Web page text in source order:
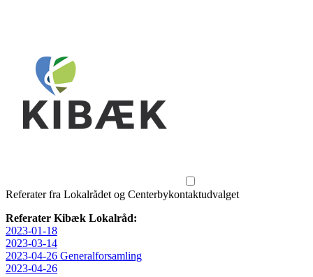
Referater fra Lokalrådet og Centerbykontaktudvalget
Referater Kibæk Lokalråd:
2023-01-18
2023-03-14
2023-04-26 Generalforsamling
2023-04-26